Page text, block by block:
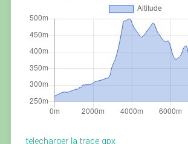
telecharger la trace gpx